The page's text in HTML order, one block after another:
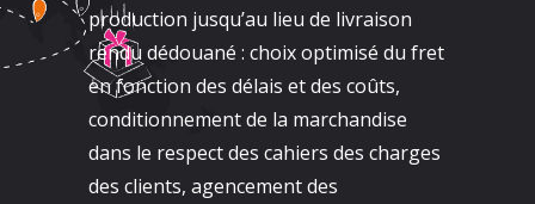
production jusqu’au lieu de livraison
rendu dédouané : choix optimisé du fret
en fonction des délais et des coûts,
conditionnement de la marchandise
dans le respect des cahiers des charges
des clients, agencement des